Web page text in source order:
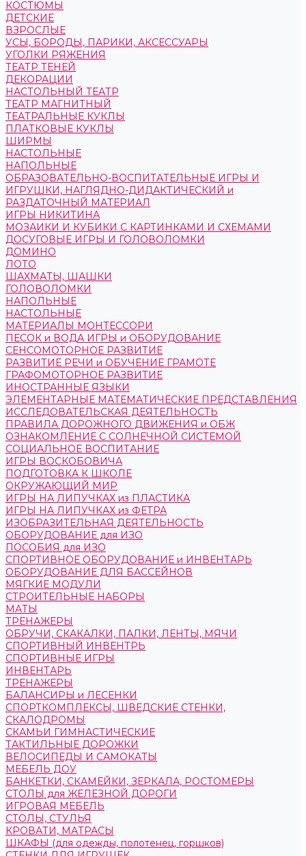
КОСТЮМЫ
ДЕТСКИЕ
ВЗРОСЛЫЕ
УСЫ, БОРОДЫ, ПАРИКИ, АКСЕССУАРЫ
УГОЛКИ РЯЖЕНИЯ
ТЕАТР ТЕНЕЙ
ДЕКОРАЦИИ
НАСТОЛЬНЫЙ ТЕАТР
ТЕАТР МАГНИТНЫЙ
ТЕАТРАЛЬНЫЕ КУКЛЫ
ПЛАТКОВЫЕ КУКЛЫ
ШИРМЫ
НАСТОЛЬНЫЕ
НАПОЛЬНЫЕ
ОБРАЗОВАТЕЛЬНО-ВОСПИТАТЕЛЬНЫЕ ИГРЫ И
ИГРУШКИ, НАГЛЯДНО-ДИДАКТИЧЕСКИЙ и
РАЗДАТОЧНЫЙ МАТЕРИАЛ
ИГРЫ НИКИТИНА
МОЗАИКИ И КУБИКИ С КАРТИНКАМИ И СХЕМАМИ
ДОСУГОВЫЕ ИГРЫ И ГОЛОВОЛОМКИ
ДОМИНО
ЛОТО
ШАХМАТЫ, ШАШКИ
ГОЛОВОЛОМКИ
НАПОЛЬНЫЕ
НАСТОЛЬНЫЕ
МАТЕРИАЛЫ МОНТЕССОРИ
ПЕСОК и ВОДА ИГРЫ и ОБОРУДОВАНИЕ
СЕНСОМОТОРНОЕ РАЗВИТИЕ
РАЗВИТИЕ РЕЧИ и ОБУЧЕНИЕ ГРАМОТЕ
ГРАФОМОТОРНОЕ РАЗВИТИЕ
ИНОСТРАННЫЕ ЯЗЫКИ
ЭЛЕМЕНТАРНЫЕ МАТЕМАТИЧЕСКИЕ ПРЕДСТАВЛЕНИЯ
ИССЛЕДОВАТЕЛЬСКАЯ ДЕЯТЕЛЬНОСТЬ
ПРАВИЛА ДОРОЖНОГО ДВИЖЕНИЯ и ОБЖ
ОЗНАКОМЛЕНИЕ С СОЛНЕЧНОЙ СИСТЕМОЙ
СОЦИАЛЬНОЕ ВОСПИТАНИЕ
ИГРЫ ВОСКОБОВИЧА
ПОДГОТОВКА К ШКОЛЕ
ОКРУЖАЮЩИЙ МИР
ИГРЫ НА ЛИПУЧКАХ из ПЛАСТИКА
ИГРЫ НА ЛИПУЧКАХ из ФЕТРА
ИЗОБРАЗИТЕЛЬНАЯ ДЕЯТЕЛЬНОСТЬ
ОБОРУДОВАНИЕ для ИЗО
ПОСОБИЯ для ИЗО
СПОРТИВНОЕ ОБОРУДОВАНИЕ и ИНВЕНТАРЬ
ОБОРУДОВАНИЕ ДЛЯ БАССЕЙНОВ
МЯГКИЕ МОДУЛИ
СТРОИТЕЛЬНЫЕ НАБОРЫ
МАТЫ
ТРЕНАЖЕРЫ
ОБРУЧИ, СКАКАЛКИ, ПАЛКИ, ЛЕНТЫ, МЯЧИ
СПОРТИВНЫЙ ИНВЕНТРЬ
СПОРТИВНЫЕ ИГРЫ
ИНВЕНТАРЬ
ТРЕНАЖЕРЫ
БАЛАНСИРЫ и ЛЕСЕНКИ
СПОРТКОМПЛЕКСЫ, ШВЕДСКИЕ СТЕНКИ,
СКАЛОДРОМЫ
СКАМЬИ ГИМНАСТИЧЕСКИЕ
ТАКТИЛЬНЫЕ ДОРОЖКИ
ВЕЛОСИПЕДЫ И САМОКАТЫ
МЕБЕЛЬ ДОУ
БАНКЕТКИ, СКАМЕЙКИ, ЗЕРКАЛА, РОСТОМЕРЫ
СТОЛЫ для ЖЕЛЕЗНОЙ ДОРОГИ
ИГРОВАЯ МЕБЕЛЬ
СТОЛЫ, СТУЛЬЯ
КРОВАТИ, МАТРАСЫ
ШКАФЫ (для одежды, полотенец, горшков)